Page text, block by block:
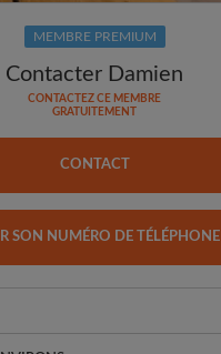
MEMBRE PREMIUM
Contacter Damien
CONTACTEZ CE MEMBRE
GRATUITEMENT
CONTACT
SON NUMÉRO DE TÉLÉPHONE